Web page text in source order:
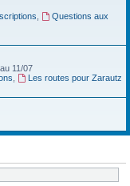
Questions aux
11/07
Les routes pour Zarautz